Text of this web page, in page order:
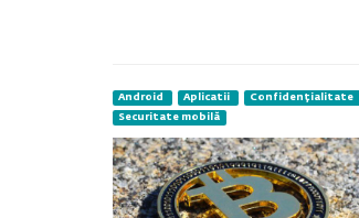
Android Aplicatii Confidențialitate
Securitate mobilă